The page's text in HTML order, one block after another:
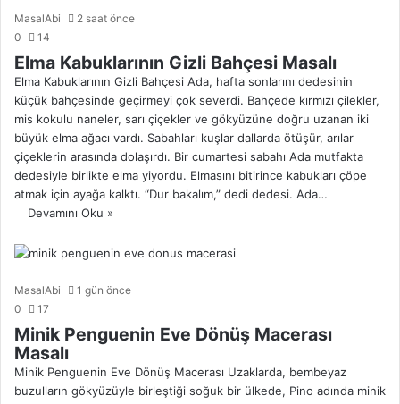
MasalAbi
2 saat önce
0
14
Elma Kabuklarının Gizli Bahçesi Masalı
Elma Kabuklarının Gizli Bahçesi Ada, hafta sonlarını dedesinin
küçük bahçesinde geçirmeyi çok severdi. Bahçede kırmızı çilekler,
mis kokulu naneler, sarı çiçekler ve gökyüzüne doğru uzanan iki
büyük elma ağacı vardı. Sabahları kuşlar dallarda ötüşür, arılar
çiçeklerin arasında dolaşırdı. Bir cumartesi sabahı Ada mutfakta
dedesiyle birlikte elma yiyordu. Elmasını bitirince kabukları çöpe
atmak için ayağa kalktı. “Dur bakalım,” dedi dedesi. Ada…
Devamını Oku »
MasalAbi
1 gün önce
0
17
Minik Penguenin Eve Dönüş Macerası
Masalı
Minik Penguenin Eve Dönüş Macerası Uzaklarda, bembeyaz
buzulların gökyüzüyle birleştiği soğuk bir ülkede, Pino adında minik